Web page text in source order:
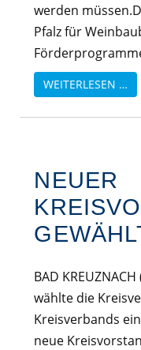
werden
Pfalz für
WEITERLESEN …
NEUER
BAD
wählte die
Kreisverbands
neue